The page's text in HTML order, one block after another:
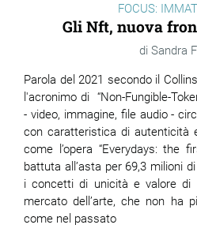
FOCUS:
Gli Nft, nuova
Sandra
Parola del 2021 secondo il
l'acronimo di “Non-Fungible-
- video, immagine, file audio -
con caratteristica di autenticità
come l’opera “Everydays: the
battuta all’asta per 69,3 milioni
i concetti di unicità e valore di
mercato dell’arte, che non ha
come nel passato